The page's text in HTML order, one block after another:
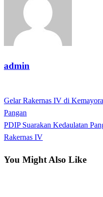
admin
Post
navigation
Previous
Post
Gelar Rakernas IV di
Pangan
Next
Post
PDIP Suarakan Kedaulatan
Rakernas IV
You Might Also Like